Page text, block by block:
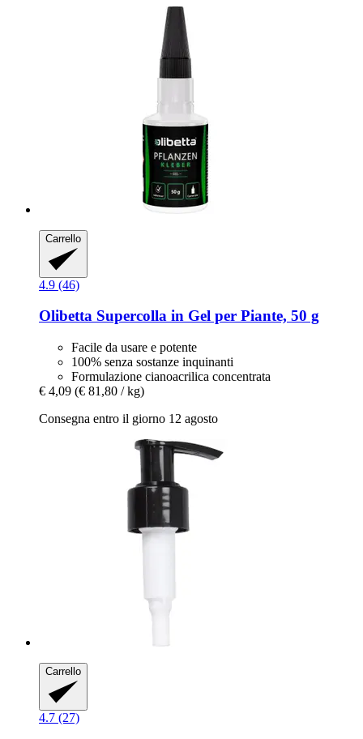
Carrello
4.9 (46)
Olibetta Supercolla in Gel per Piante, 50 g
Facile da usare e potente
100% senza sostanze inquinanti
Formulazione cianoacrilica concentrata
€ 4,09 (€ 81,80 / kg)
Consegna entro il giorno 12 agosto
Carrello
4.7 (27)